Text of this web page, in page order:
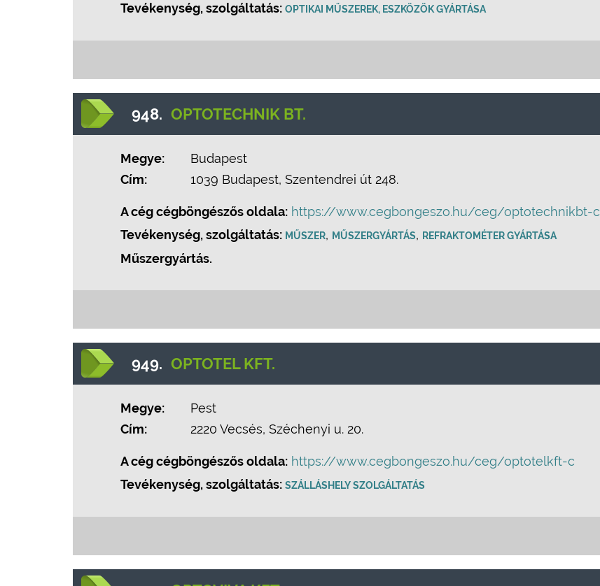
Tevékenység, szolgáltatás: OPTIKAI MŰSZEREK, ESZKÖZÖK GYÁRTÁSA
948. OPTOTECHNIK BT.
Megye:
Budapest
Cím:
1039 Budapest, Szentendrei út 248.
A cég cégböngészős oldala: https://www.cegbongeszo.hu/ceg/optotechnikbt-c
Tevékenység, szolgáltatás: MŰSZER, MŰSZERGYÁRTÁS, REFRAKTOMÉTER GYÁRTÁSA
Műszergyártás.
949. OPTOTEL KFT.
Megye:
Pest
Cím:
2220 Vecsés, Széchenyi u. 20.
A cég cégböngészős oldala: https://www.cegbongeszo.hu/ceg/optotelkft-c
Tevékenység, szolgáltatás: SZÁLLÁSHELY SZOLGÁLTATÁS